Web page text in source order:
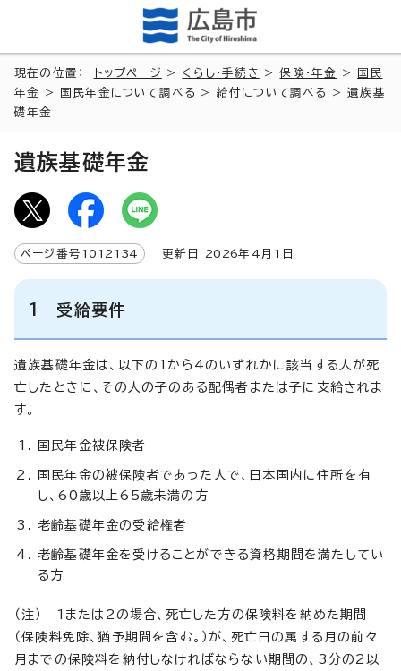
現在の位置： トップページ > くらし・手続き >保険・年金 >
国民
年金
> 国民年金について調べる > 給付について調べる
> 遺族基
礎年金
遺族基礎年金
ページ番号 1012134 更新日 2026年4月1日
1 受給要件
遺族基礎年金は、以下の1から4のいずれかに該当する人が死
亡したときに、その人の子のある配偶者または子に支給されま
す。
国民年金被保険者
国民年金の被保険者であった人で、日本国内に住所を有
し、60歳以上65歳未満の方
老齢基礎年金の受給権者
老齢基礎年金を受けることができる資格期間を満たしてい
る方
（注） 1または2の場合、死亡した方の保険料を納めた期間
（保険料免除、猶予期間を含む。）が、死亡日の属する月の前々
月までの保険料を納付しなければならない期間の、3分の2以